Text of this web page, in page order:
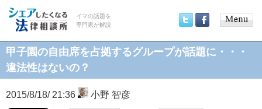
イマの話題を
専門家が解説
menu
甲子園の自由席を占拠するグループが話題に・・・
違法性はないの？
2015/8/18/ 21:36 小野 智彦